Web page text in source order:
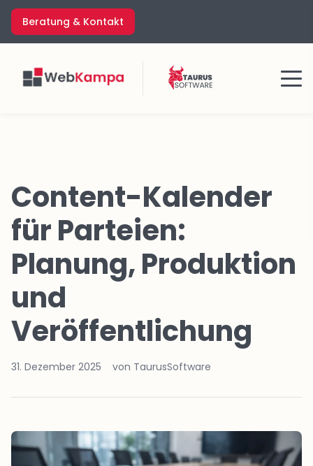
Zum
Inhalt
springen
Beratung & Kontakt
Menü
Content-Kalender
für Parteien:
Planung, Produktion
und
Veröffentlichung
31. Dezember 2025 von TaurusSoftware